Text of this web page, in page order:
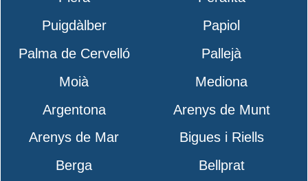
Puigdàlber
Papiol
Palma de Cervelló
Pallejà
Moià
Mediona
Argentona
Arenys de Munt
Arenys de Mar
Bigues i Riells
Berga
Bellprat